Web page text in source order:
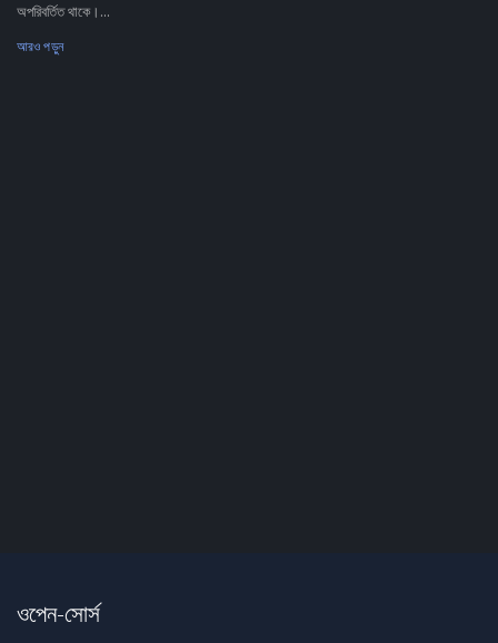
অপরিবর্তিত থাকে।...
আরও পড়ুন
ওপেন-সোর্স